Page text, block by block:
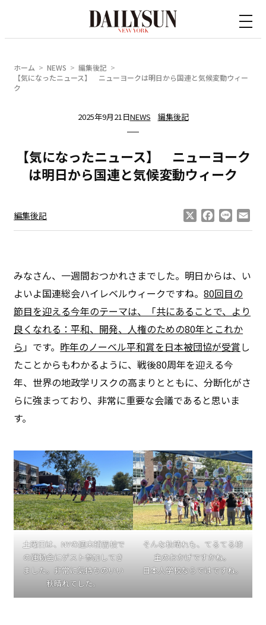
ホーム NEWS
編集後記
【気になったニュース】 ニューヨークは明日から国連と気候変動ウィー
ク
2025年9月21日NEWS 編集後記
【気になったニュース】 ニューヨーク
は明日から国連と気候変動ウィーク
編集後記 Facebook
Line
みなさん、一週間おつかれさまでした。明日からは、い
よいよ国連総会ハイレベルウィークですね。80回目の
節目を迎える今年のテーマは、「共にあることで、より
良くなれる：平和、開発、人権のための80年とこれか
ら 」です。 昨年のノーベル平和賞を日本被団協が受賞し
たことからもわかるように、戦後80周年を迎える今
年、世界の地政学リスクの高まりとともに、分断化がさ
らに強まっており、非常に重要な会議であると思いま
す。
土曜日は、NYの週末補習校で
の運動会にゲスト参加してき
ました。非常に気持ちのいい
秋晴れでした。
そんな秋晴れも、てるてる坊
主のおかげですかね。
日本人学校ならではですね。